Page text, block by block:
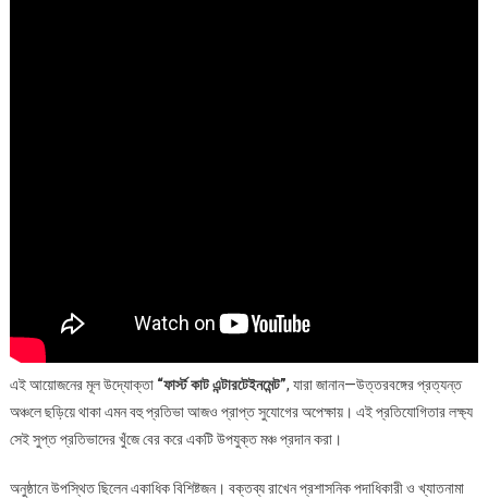
এই আয়োজনের মূল উদ্যোক্তা “ফার্স্ট কাট এন্টারটেইনমেন্ট”, যারা জানান—উত্তরবঙ্গের প্রত্যন্ত
অঞ্চলে ছড়িয়ে থাকা এমন বহু প্রতিভা আজও প্রাপ্ত সুযোগের অপেক্ষায়। এই প্রতিযোগিতার লক্ষ্য
সেই সুপ্ত প্রতিভাদের খুঁজে বের করে একটি উপযুক্ত মঞ্চ প্রদান করা।
অনুষ্ঠানে উপস্থিত ছিলেন একাধিক বিশিষ্টজন। বক্তব্য রাখেন প্রশাসনিক পদাধিকারী ও খ্যাতনামা